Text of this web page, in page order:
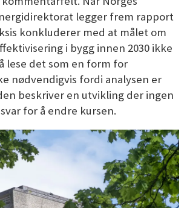
legger frem rapport
konkluderer med at målet om
i bygg innen 2030 ikke
lese det som en form for
nødvendigvis fordi analysen er
beskriver en utvikling der ingen
for å endre kursen.